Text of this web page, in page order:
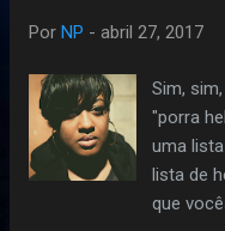
Por NP - abril 27, 2017
Sim,
"porra
uma
lista de
que